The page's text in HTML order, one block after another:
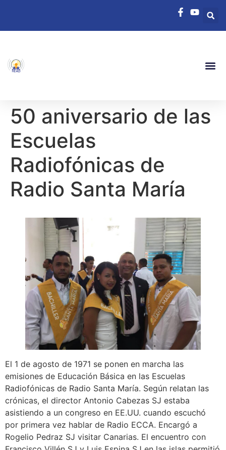
50 aniversario de las
Escuelas
Radiofónicas de
Radio Santa María
El 1 de agosto de 1971 se ponen en marcha las
emisiones de Educación Básica en las Escuelas
Radiofónicas de Radio Santa María. Según relatan las
crónicas, el director Antonio Cabezas SJ estaba
asistiendo a un congreso en EE.UU. cuando escuchó
por primera vez hablar de Radio ECCA. Encargó a
Rogelio Pedraz SJ visitar Canarias. El encuentro con